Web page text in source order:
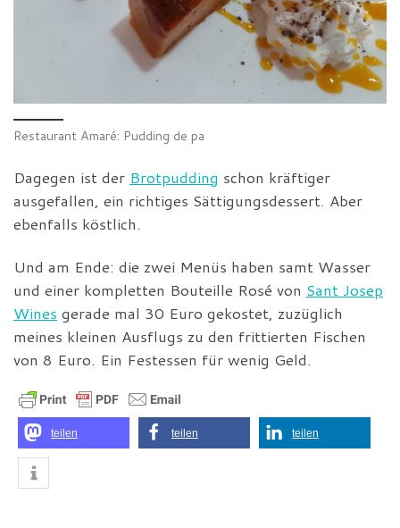
Restaurant Amaré: Pudding de pa
Dagegen ist der Brotpudding schon kräftiger
ausgefallen, ein richtiges Sättigungsdessert. Aber
ebenfalls köstlich.
Und am Ende: die zwei Menüs haben samt Wasser
und einer kompletten Bouteille Rosé von Sant Josep
Wines gerade mal 30 Euro gekostet, zuzüglich
meines kleinen Ausflugs zu den frittierten Fischen
von 8 Euro. Ein Festessen für wenig Geld.
teilen teilen teilen